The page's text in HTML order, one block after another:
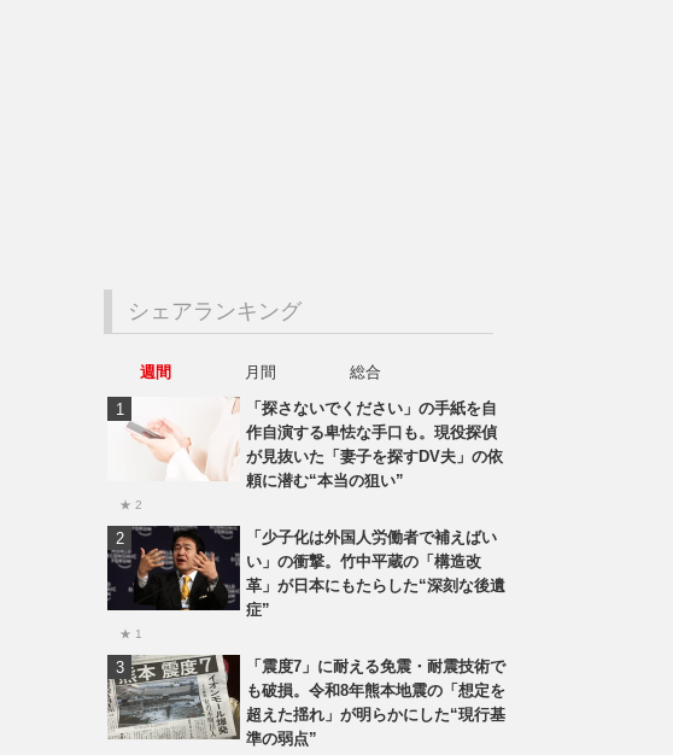
シェアランキング
週間 月間
総合
「探さないでください」の手紙を自
作自演する卑怯な手口も。現役探偵
が見抜いた「妻子を探すDV夫」の依
頼に潜む“本当の狙い”
★ 2
「少子化は外国人労働者で補えばい
い」の衝撃。竹中平蔵の「構造改
革」が日本にもたらした“深刻な後遺
症”
★ 1
「震度7」に耐える免震・耐震技術で
も破損。令和8年熊本地震の「想定を
超えた揺れ」が明らかにした“現行基
準の弱点”